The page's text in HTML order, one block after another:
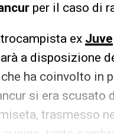
per il caso di
ex Juve
a disposizione
ha coinvolto in
si era scusato
trasmesso